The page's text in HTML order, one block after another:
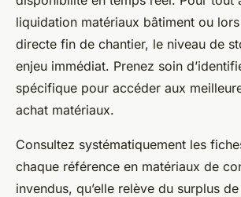
liquidation matériaux bâtiment ou
directe fin de chantier, le niveau de
enjeu immédiat. Prenez soin
spécifique pour accéder aux
achat matériaux.
Consultez systématiquement les
chaque référence en matériaux de
invendus, qu’elle relève du surplus